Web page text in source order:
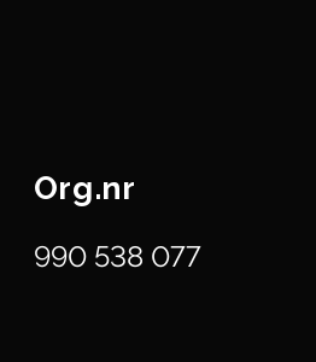
Org.nr
990 538 077